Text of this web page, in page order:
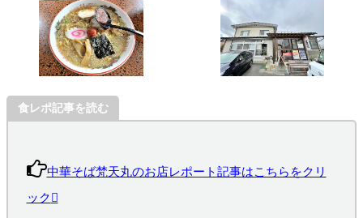
食レポ記事を読む
中華そば梵天丸のお店レポート記事はこちらをクリ
ック